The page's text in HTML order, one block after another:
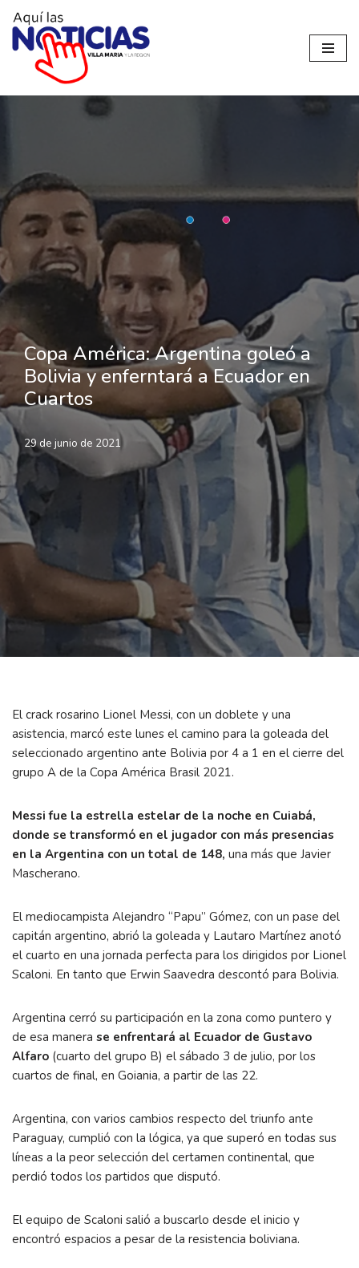
contenido
Copa América: Argentina goleó a
Bolivia y enferntará a Ecuador en
Cuartos
29 de junio de 2021
El crack rosarino Lionel Messi, con un doblete y una
asistencia, marcó este lunes el camino para la goleada del
seleccionado argentino ante Bolivia por 4 a 1 en el cierre del
grupo A de la Copa América Brasil 2021.
Messi fue la estrella estelar de la noche en Cuiabá,
donde se transformó en el jugador con más presencias
en la Argentina con un total de 148, una más que Javier
Mascherano.
El mediocampista Alejandro “Papu” Gómez, con un pase del
capitán argentino, abrió la goleada y Lautaro Martínez anotó
el cuarto en una jornada perfecta para los dirigidos por Lionel
Scaloni. En tanto que Erwin Saavedra descontó para Bolivia.
Argentina cerró su participación en la zona como puntero y
de esa manera se enfrentará al Ecuador de Gustavo
Alfaro (cuarto del grupo B) el sábado 3 de julio, por los
cuartos de final, en Goiania, a partir de las 22.
Argentina, con varios cambios respecto del triunfo ante
Paraguay, cumplió con la lógica, ya que superó en todas sus
líneas a la peor selección del certamen continental, que
perdió todos los partidos que disputó.
El equipo de Scaloni salió a buscarlo desde el inicio y
encontró espacios a pesar de la resistencia boliviana.